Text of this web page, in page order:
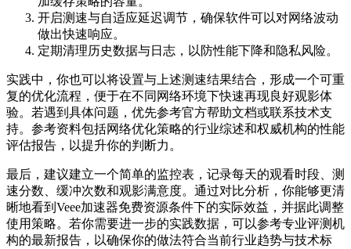
开启测速与自适应延迟调节，确保软件可以对网络波动
做出快速响应。
定期清理历史数据与日志，以防性能下降和隐私风险。
实践中，你也可以将设置与上述测速结果结合，形成一个可重
复的优化流程，便于在不同网络环境下快速再现良好观影体
验。若遇到具体问题，优先参考官方帮助文档或联系技术支
持。参考资料包括网络优化策略的行业综述和权威机构的性能
评估报告，以提升你的判断力。
最后，建议建立一个简单的监控表，记录每天的观看时段、测
速分数、缓冲次数和观影满意度。通过对比分析，你能够更清
晰地看到Veee加速器免费资源条件下的实际效益，并据此调整
使用策略。若你需要进一步的实践数据，可以参考专业评测机
构的最新报告，以确保你的做法符合当前行业趋势与技术标